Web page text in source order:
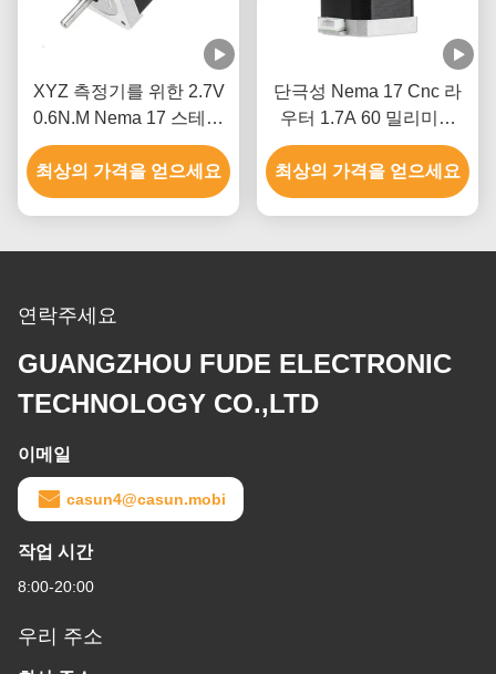
XYZ 측정기를 위한 2.7V
0.6N.M Nema 17 스테핑
모터
최상의 가격을 얻으세요
단극성 Nema 17 Cnc 라
우터 1.7A 60 밀리미터
3018 Cnc 스텝 모터
최상의 가격을 얻으세요
연락주세요
GUANGZHOU FUDE ELECTRONIC
TECHNOLOGY CO.,LTD
이메일
casun4@casun.mobi
작업 시간
8:00-20:00
우리 주소